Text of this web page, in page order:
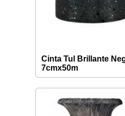
Cinta Tul Brillante
7cmx50m